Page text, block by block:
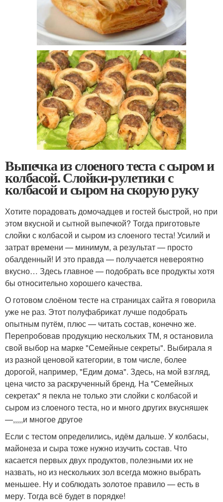
Выпечка из слоеного теста с сыром и
колбасой. Слойки-рулетики с
колбасой и сыром на скорую руку
Хотите порадовать домочадцев и гостей быстрой, но при
этом вкусной и сытной выпечкой? Тогда приготовьте
слойки с колбасой и сыром из слоеного теста! Усилий и
затрат времени — минимум, а результат — просто
обалденный! И это правда — получается невероятно
вкусно… Здесь главное — подобрать все продукты хотя
бы относительно хорошего качества.
О готовом слоёном тесте на страницах сайта я говорила
уже не раз. Этот полуфабрикат лучше подобрать
опытным путём, плюс — читать состав, конечно же.
Перепробовав продукцию нескольких ТМ, я остановила
свой выбор на марке "Семейные секреты". Выбирала я
из разной ценовой категории, в том числе, более
дорогой, например, "Едим дома". Здесь, на мой взгляд,
цена чисто за раскрученный бренд. На "Семейных
секретах" я пекла не только эти слойки с колбасой и
сыром из слоеного теста, но и много других вкусняшек
—,,,,,и многое другое
Если с тестом определились, идём дальше. У колбасы,
майонеза и сыра тоже нужно изучить состав. Что
касается первых двух продуктов, полезными их не
назвать, но из нескольких зол всегда можно выбрать
меньшее. Ну и соблюдать золотое правило — есть в
меру. Тогда всё будет в порядке!